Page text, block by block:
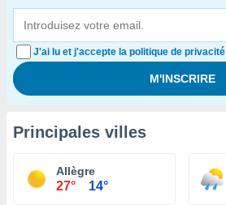
J'ai lu et j'accepte la politique de privacité
Principales villes
Allègre
27° 14°